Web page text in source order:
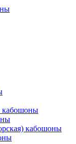
кабошоны
кабошоны